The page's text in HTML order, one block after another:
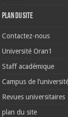
Plan du site
Contactez-nous
Université Oran1
Staff académique
Campus de
Revues universitaires
plan du site